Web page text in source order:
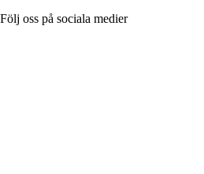
Följ oss på sociala medier